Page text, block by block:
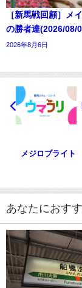
［新馬戦回顧］メ
の勝者達(2026/08/
2026年8月6日
メジロブライト
あなたにおす